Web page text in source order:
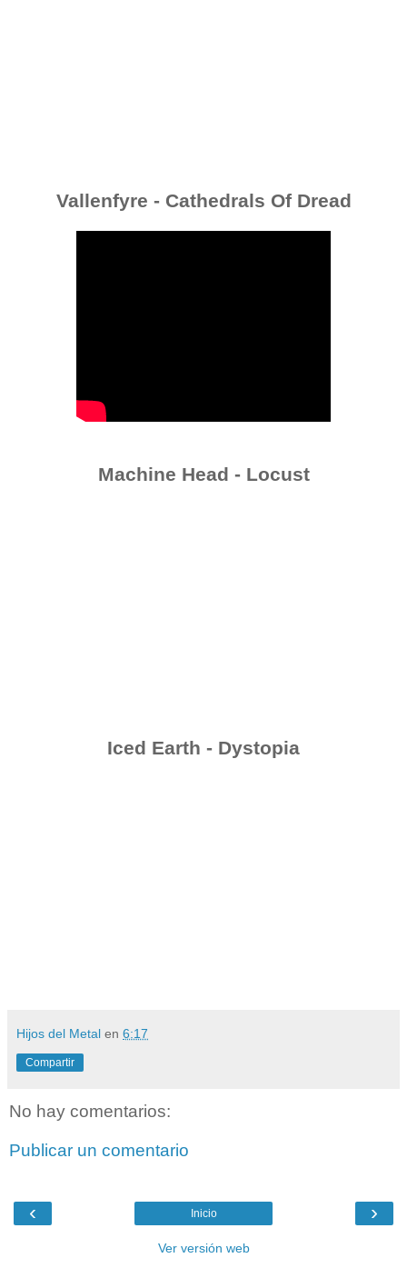
Vallenfyre - Cathedrals Of Dread
Machine Head - Locust
Iced Earth - Dystopia
Hijos del Metal en 6:17
Compartir
No hay comentarios:
Publicar un comentario
‹ ›
Inicio
Ver versión web